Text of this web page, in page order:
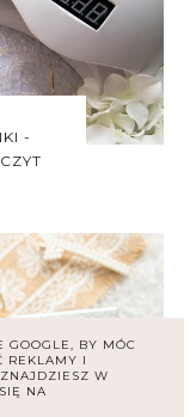
-
GOOGLE, BY MÓC
REKLAMY I
W
NA